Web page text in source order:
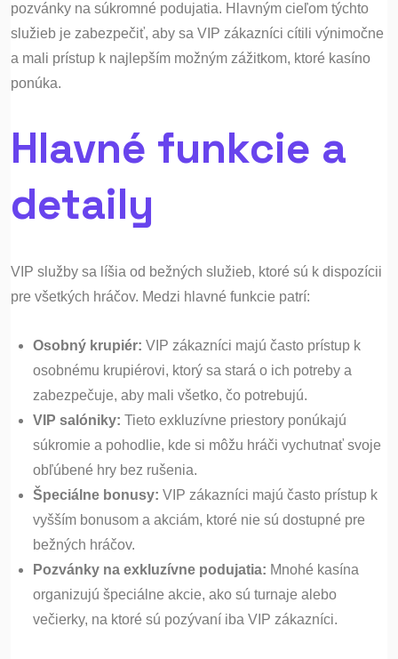
pozvánky na súkromné podujatia. Hlavným cieľom týchto
služieb je zabezpečiť, aby sa VIP zákazníci cítili výnimočne
a mali prístup k najlepším možným zážitkom, ktoré kasíno
ponúka.
Hlavné funkcie a
detaily
VIP služby sa líšia od bežných služieb, ktoré sú k dispozícii
pre všetkých hráčov. Medzi hlavné funkcie patrí:
Osobný krupiér: VIP zákazníci majú často prístup k
osobnému krupiérovi, ktorý sa stará o ich potreby a
zabezpečuje, aby mali všetko, čo potrebujú.
VIP salóniky: Tieto exkluzívne priestory ponúkajú
súkromie a pohodlie, kde si môžu hráči vychutnať svoje
obľúbené hry bez rušenia.
Špeciálne bonusy: VIP zákazníci majú často prístup k
vyšším bonusom a akciám, ktoré nie sú dostupné pre
bežných hráčov.
Pozvánky na exkluzívne podujatia: Mnohé kasína
organizujú špeciálne akcie, ako sú turnaje alebo
večierky, na ktoré sú pozývaní iba VIP zákazníci.